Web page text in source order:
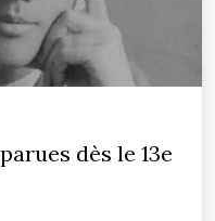
dès le 13e